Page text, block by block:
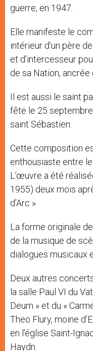
guerre, en 1947.
Elle manifeste le
intérieur d’un père
et d’intercesseur
de sa Nation,
Il est aussi le saint
fête le 25
saint Sébastien.
Cette composition
enthousiaste entre
L’œuvre a été
1955) deux mois
d’Arc ».
La forme originale
de la musique de
dialogues musicaux
Deux autres
la salle Paul VI du
Deum » et du «
Theo Flury, moine
en l’église Saint-
Haydn.